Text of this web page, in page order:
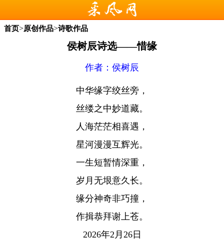
首页>原创作品>诗歌作品
侯树辰诗选——惜缘
作者：侯树辰
中华缘字绞丝旁，
丝缕之中妙道藏。
人海茫茫相喜遇，
星河漫漫互辉光。
一生短暂情深重，
岁月无垠意久长。
缘分神奇非巧撞，
作揖恭拜谢上苍。
2026年2月26日